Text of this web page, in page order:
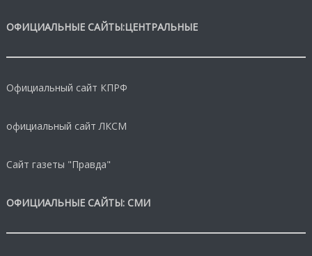
ОФИЦИАЛЬНЫЕ САЙТЫ:ЦЕНТРАЛЬНЫЕ
Официальный сайт КПРФ
официальный сайт ЛКСМ
Сайт газеты "Правда"
ОФИЦИАЛЬНЫЕ САЙТЫ: СМИ